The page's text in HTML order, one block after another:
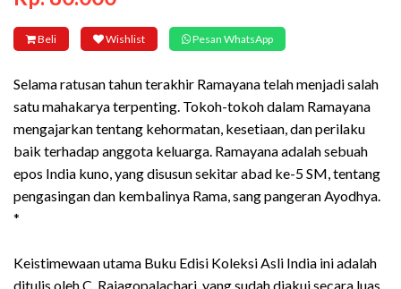
Beli Wishlist Pesan WhatsApp
Selama ratusan tahun terakhir Ramayana telah menjadi salah
satu mahakarya terpenting. Tokoh-tokoh dalam Ramayana
mengajarkan tentang kehormatan, kesetiaan, dan perilaku
baik terhadap anggota keluarga. Ramayana adalah sebuah
epos India kuno, yang disusun sekitar abad ke-5 SM, tentang
pengasingan dan kembalinya Rama, sang pangeran Ayodhya.
*
Keistimewaan utama Buku Edisi Koleksi Asli India ini adalah
ditulis oleh C. Rajagopalachari, yang sudah diakui secara luas